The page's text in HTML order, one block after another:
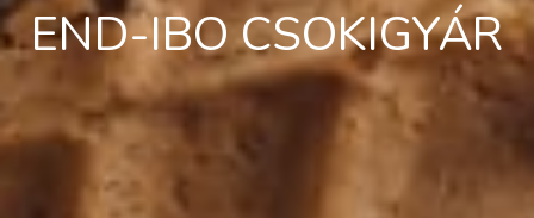
END-IBO CSOKIGYÁR